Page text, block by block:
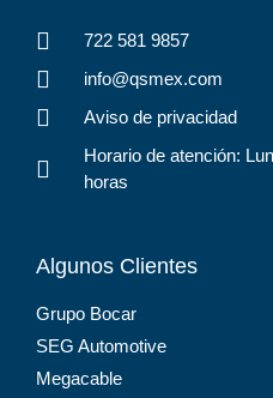
722 581 9857
info@qsmex.com
Aviso de privacidad
Horario de atención:
horas
Algunos Clientes
Grupo Bocar
SEG Automotive
Megacable